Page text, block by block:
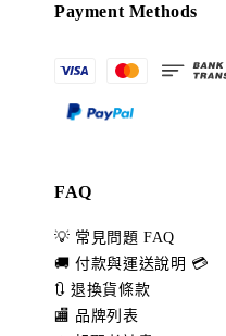
Payment Methods
FAQ
💡 常見問題 FAQ
🚚 付款與運送說明 💳
🔃 退換貨條款
🏬 品牌列表